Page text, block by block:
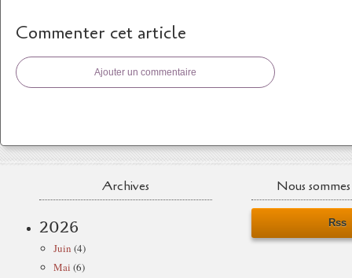
Commenter cet article
Ajouter un commentaire
Archives
2026
Juin (4)
Mai (6)
Nous
Rss